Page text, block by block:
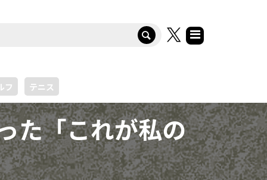
フ テニス
た「これが私の